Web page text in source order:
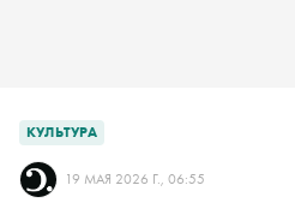
КУЛЬТУРА
19 МАЯ 2026 Г., 06:55